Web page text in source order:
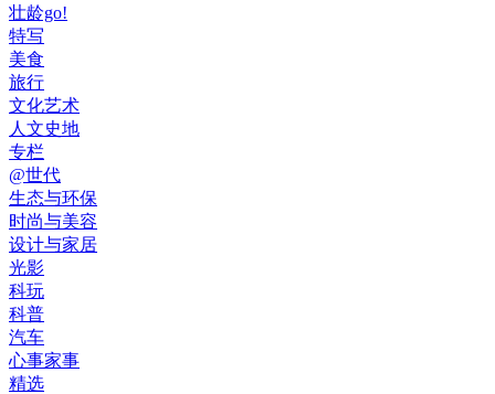
壮龄go!
特写
美食
旅行
文化艺术
人文史地
专栏
@世代
生态与环保
时尚与美容
设计与家居
光影
科玩
科普
汽车
心事家事
精选